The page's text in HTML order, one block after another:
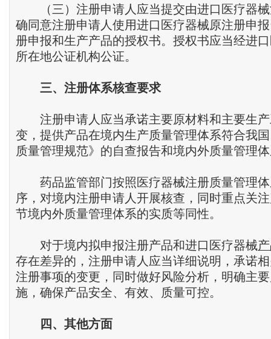
（三）注册申请人应当提交由进口医疗器械
确同意注册申请人使用进口医疗器械原注册申
册申报和生产产品的授权书。授权书应当经进
所在地公证机构公证。
三、注册体系核查要求
注册申请人应当承诺主要原材料和主要生产
变，提供产品在境内生产质量管理体系符合我
质量管理规范》的自查报告和境内外质量管理
药品监管部门按照医疗器械注册质量管理体
序，对境内注册申请人开展核查，同时重点关
节境内外质量管理体系的实质等同性。
对于境内拟申报注册产品和进口医疗器械
存在差异的，注册申请人应当详细说明，承诺
注册事项的变更，同时做好风险分析，明确主
施，确保产品安全、有效、质量可控。
四、其他方面